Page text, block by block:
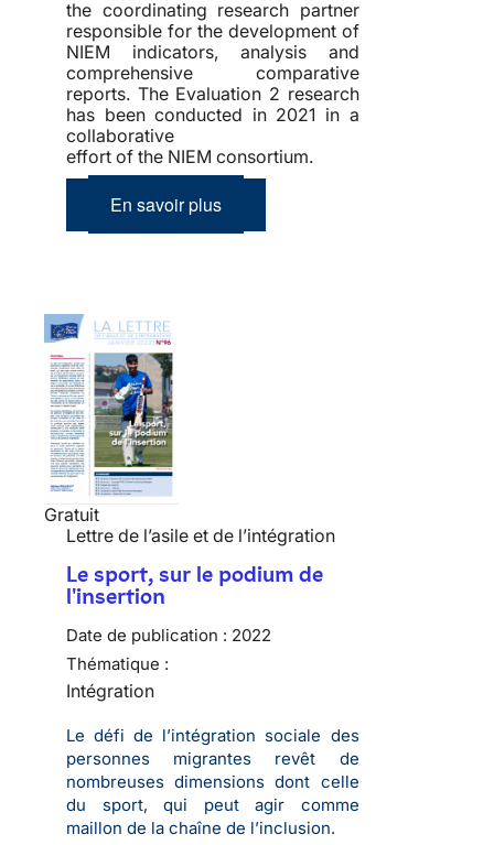
the coordinating research partner
responsible for the development of
NIEM indicators, analysis and
comprehensive comparative
reports. The Evaluation 2 research
has been conducted in 2021 in a
collaborative
effort of the NIEM consortium.
En savoir plus
Gratuit
Lettre de l’asile et de l’intégration
Le sport, sur le podium de
l'insertion
Date de publication : 2022
Thématique :
Intégration
Le défi de l’intégration sociale des
personnes migrantes revêt de
nombreuses dimensions dont celle
du sport, qui peut agir comme
maillon de la chaîne de l’inclusion.